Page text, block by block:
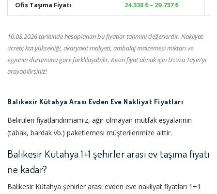
Ofis Taşıma Fiyatı 24.330 ₺ – 29.737 ₺
10.08.2026 tarihinde hesaplanan bu fiyatlar tahmini değerlerdir. Nakliyat
ücreti; kat yüksekliği, akaryakıt maliyeti, ambalaj malzemesi miktarı ve
eşyanın durumuna göre farklılaşabilir. Kesin fiyat almak için Ucuza Taşın'yı
arayabilirsiniz!
Balıkesir Kütahya Arası Evden Eve Nakliyat Fiyatları
Belirtilen fiyatlandırmamız, ağır olmayan mutfak eşyalarının
(tabak, bardak vb.) paketlemesi müşterilerimize aittir.
Balıkesir Kütahya 1+1 şehirler arası ev taşıma fiyatı
ne kadar?
Balıkesir Kütahya şehirler arası evden eve nakliyat fiyatları 1+1